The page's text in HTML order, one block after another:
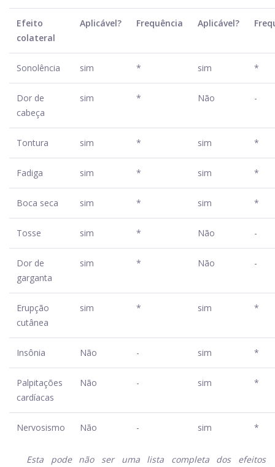
Efeito
colateral
Aplicável? Frequência Aplicável?
Sonolência sim * sim *
Dor de
cabeça
sim * Não -
Tontura sim * sim *
Fadiga sim * sim *
Boca seca sim * sim *
Tosse sim * Não -
Dor de
garganta
sim * Não -
Erupção
cutânea
sim * sim *
Insônia Não - sim *
Palpitações
cardíacas
Não - sim *
Nervosismo Não - sim *
Esta pode não ser uma lista completa dos efeitos